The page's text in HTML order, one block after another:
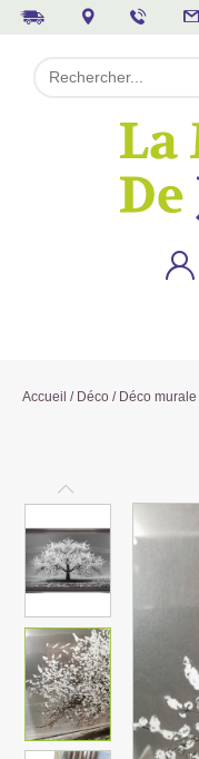
Accueil / Déco/ Déco murale